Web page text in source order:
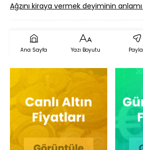
Ağzını kiraya vermek deyiminin
Ana Sayfa Yazı Boyutu